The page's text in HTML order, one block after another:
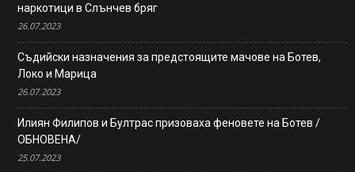
наркотици в Слънчев бряг
26.07.2023
Съдийски назначения за предстоящите мачове на Ботев,
Локо и Марица
26.07.2023
Илиян Филипов и Бултрас призоваха феновете на Ботев /
ОБНОВЕНА/
25.07.2023